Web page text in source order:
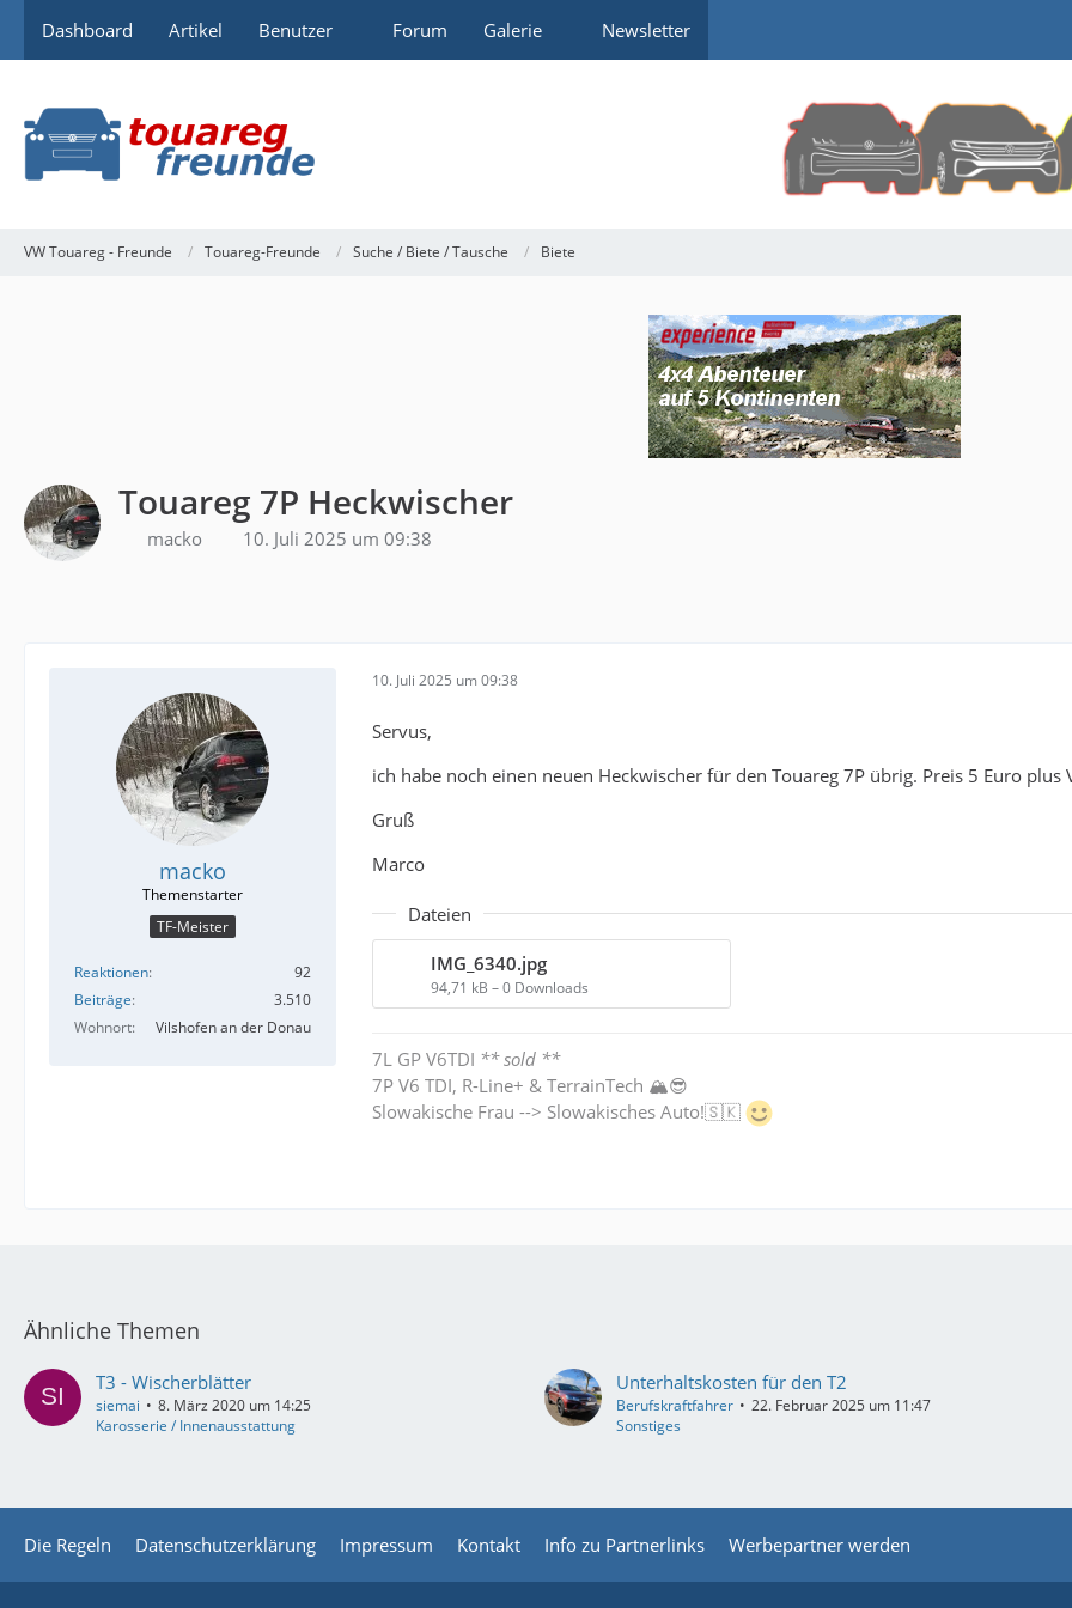
Dashboard Artikel Benutzer Forum Galerie Newsletter
VW Touareg - Freunde Touareg-Freunde Suche / Biete / Tausche Biete
Touareg 7P Heckwischer
macko 10. Juli 2025 um 09:38
macko
TF-Meister
Reaktionen
92
Beiträge
3.510
Wohnort
Vilshofen an der Donau
10. Juli 2025 um 09:38
Servus,
ich habe noch einen neuen Heckwischer für den Touareg 7P übrig. Preis 5 Euro plus
Gruß
Marco
Dateien
IMG_6340.jpg
94,71 kB – 0 Downloads
7L GP V6TDI ** sold **
7P V6 TDI, R-Line+ & TerrainTech 🏔😎
Slowakische Frau --> Slowakisches Auto!🇸🇰
Ähnliche Themen
T3 - Wischerblätter
siemai
8. März 2020 um 14:25
Karosserie / Innenausstattung
Unterhaltskosten für den T2
Berufskraftfahrer
22. Februar 2025 um 11:47
Sonstiges
Die Regeln Datenschutzerklärung Impressum Kontakt Info zu Partnerlinks Werbepartner werden